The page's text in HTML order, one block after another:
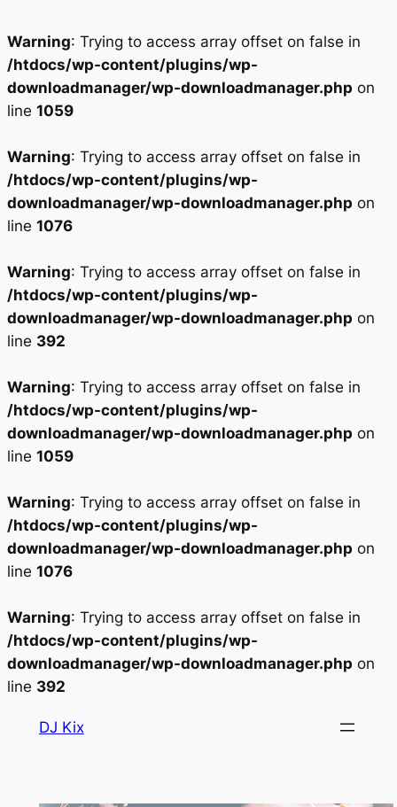
Warning: Trying to access array offset on false in
/htdocs/wp-content/plugins/wp-
downloadmanager/wp-downloadmanager.php on
line 1059
Warning: Trying to access array offset on false in
/htdocs/wp-content/plugins/wp-
downloadmanager/wp-downloadmanager.php on
line 1076
Warning: Trying to access array offset on false in
/htdocs/wp-content/plugins/wp-
downloadmanager/wp-downloadmanager.php on
line 392
Warning: Trying to access array offset on false in
/htdocs/wp-content/plugins/wp-
downloadmanager/wp-downloadmanager.php on
line 1059
Warning: Trying to access array offset on false in
/htdocs/wp-content/plugins/wp-
downloadmanager/wp-downloadmanager.php on
line 1076
Warning: Trying to access array offset on false in
/htdocs/wp-content/plugins/wp-
downloadmanager/wp-downloadmanager.php on
line 392
DJ Kix